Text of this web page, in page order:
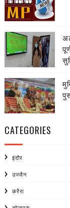
CATEGORIES
इंदौर
उज्जैन
करैरा